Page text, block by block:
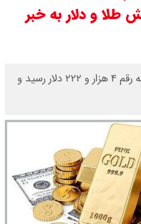
قیمت دینار عراق امروز دوشنبه ۱۹
قیمت دلار توافقی امروز دوشنبه ۱۹
مرداد ۱۴۰۵ / قیمت سکه امامی چند؟
واکنش طلا و دلار به خبر
بهای هر اونس طلای جهانی به رقم ۴ هزار و ۲۲۲ دلار رسید و